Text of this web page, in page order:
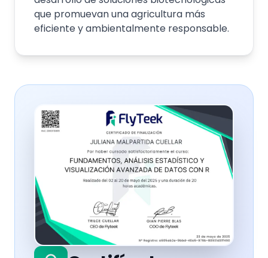
que promuevan una agricultura más
eficiente y ambientalmente responsable.